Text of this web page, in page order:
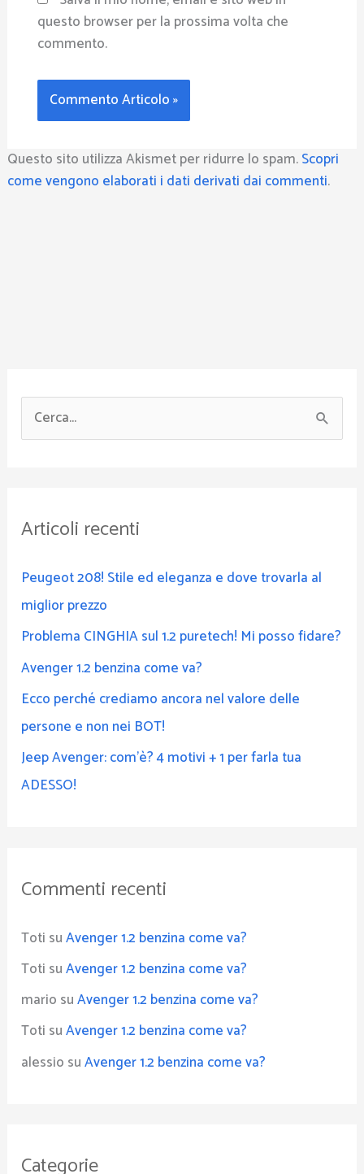
questo browser per la prossima volta che
commento.
Questo sito utilizza Akismet per ridurre lo spam.Scopri
come vengono elaborati i dati derivati dai commenti.
e
a
Articoli recenti
Peugeot 208! Stile ed eleganza e dove trovarla al
miglior prezzo
Problema CINGHIA sul 1.2 puretech! Mi posso fidare?
Avenger 1.2 benzina come va?
Ecco perché crediamo ancora nel valore delle
persone e non nei BOT!
Jeep Avenger: com’è? 4 motivi + 1 per farla tua
ADESSO!
Commenti recenti
Toti suAvenger 1.2 benzina come va?
Toti suAvenger 1.2 benzina come va?
mario suAvenger 1.2 benzina come va?
Toti suAvenger 1.2 benzina come va?
alessio suAvenger 1.2 benzina come va?
Categorie